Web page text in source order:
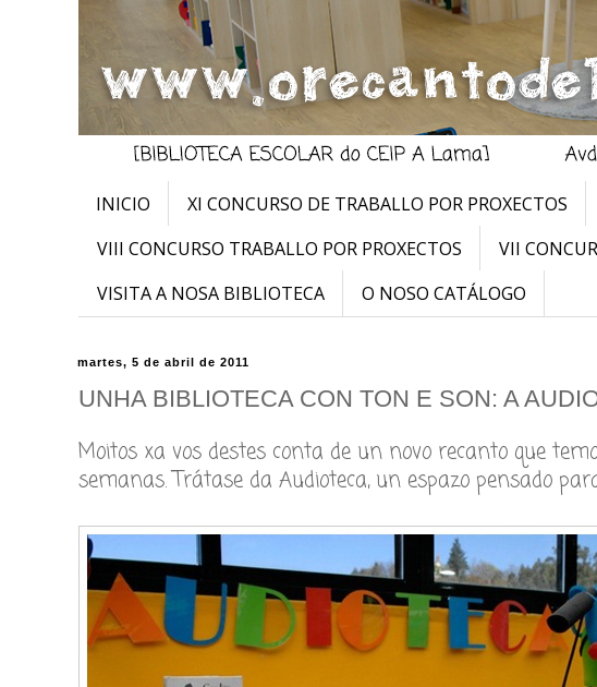
INICIO XI CONCURSO DE TRABALLO POR PROXECTOS
VIII CONCURSO TRABALLO POR PROXECTOS
VII
VISITA A NOSA BIBLIOTECA
O NOSO CATÁLOGO
martes, 5 de abril de 2011
UNHA BIBLIOTECA CON TON E SON: A
Moitos xa vos destes conta de un novo recanto que
semanas. Trátase da Audioteca, un espazo pensado